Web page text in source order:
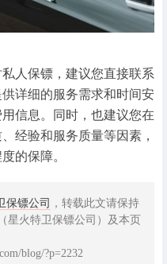
人保镖，建议您直接联系
详细的服务需求和时间安
信息。同时，也建议您在
经验和服务质量等因素，
的保障。
保镖公司
，转载此文请保持
星火特卫保镖公司）及本页
blog/?p=2232